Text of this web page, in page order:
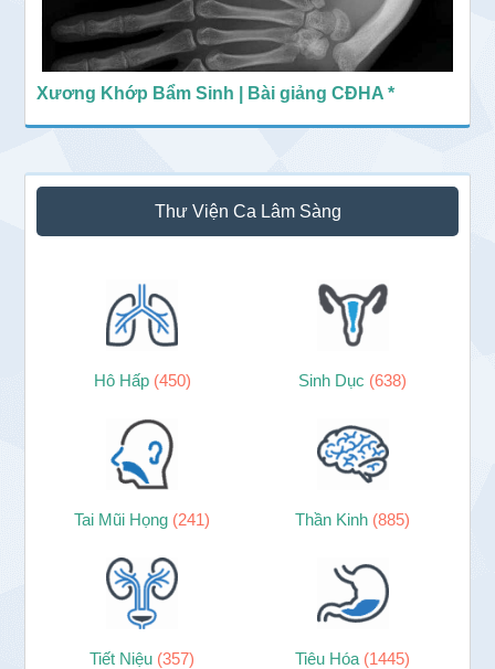
Xương Khớp Bẩm Sinh | Bài giảng CĐHA *
Thư Viện Ca Lâm Sàng
Hô Hấp (450) Sinh Dục (638)
Tai Mũi Họng (241) Thần Kinh (885)
Tiết Niệu (357) Tiêu Hóa (1445)